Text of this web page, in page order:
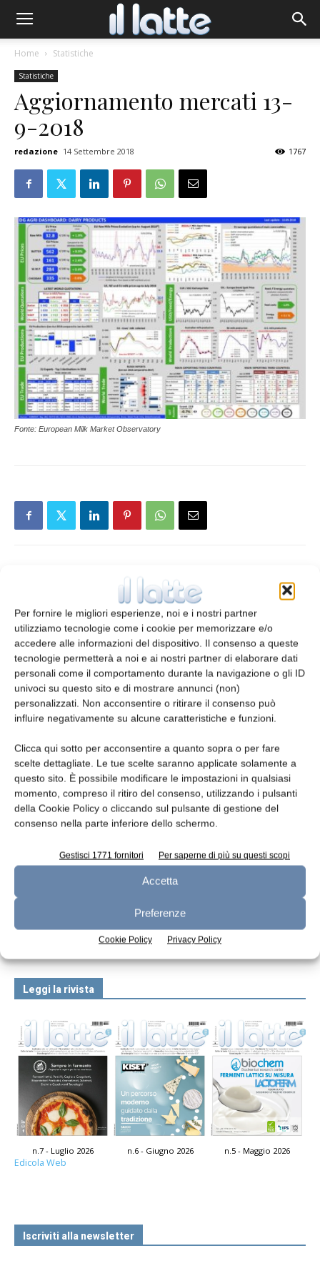
Per fornire le migliori esperienze, noi e i nostri partner
utilizziamo tecnologie come i cookie per memorizzare e/o
accedere alle informazioni del dispositivo. Il consenso a queste
tecnologie permetterà a noi e ai nostri partner di elaborare dati
personali come il comportamento durante la navigazione o gli ID
univoci su questo sito e di mostrare annunci (non)
personalizzati. Non acconsentire o ritirare il consenso può
influire negativamente su alcune caratteristiche e funzioni.
Clicca qui sotto per acconsentire a quanto sopra o per fare
scelte dettagliate. Le tue scelte saranno applicate solamente a
questo sito. È possibile modificare le impostazioni in qualsiasi
momento, compreso il ritiro del consenso, utilizzando i pulsanti
della Cookie Policy o cliccando sul pulsante di gestione del
consenso nella parte inferiore dello schermo.
Gestisci 1771 fornitori Per saperne di più su questi scopi
Accetta
Preferenze
Cookie Policy Privacy Policy
Home Statistiche
Statistiche
Aggiornamento mercati 13-
9-2018
redazione 14 Settembre 2018 1767
Fonte: European Milk Market Observatory
Benessere animale… in
etichetta
Articolo successivo
Nuovo yogurt bio in vetro per
ARTICOLI CORRELATI ALTRO DALL'AUTORE
Aggiornamento mercati 22-7-2026
Aggiornamento mercati 15-7-2026
Leggi la rivista
n.7 - Luglio 2026 n.6 - Giugno 2026 n.5 - Maggio 2026
Edicola Web
Iscriviti alla newsletter